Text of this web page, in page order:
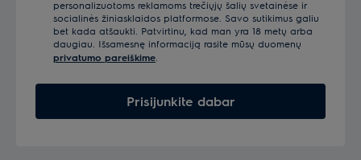
personalizuotoms reklamoms trečiųjų šalių svetainėse ir
socialinės žiniasklaidos platformose. Savo sutikimus galiu
bet kada atšaukti. Patvirtinu, kad man yra 18 metų arba
daugiau. Išsamesnę informaciją rasite mūsų duomenų
privatumo pareiškime
Prisijunkite dabar